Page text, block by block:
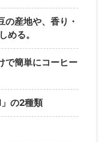
の産地や、香り・
める。
で簡単にコーヒー
の2種類